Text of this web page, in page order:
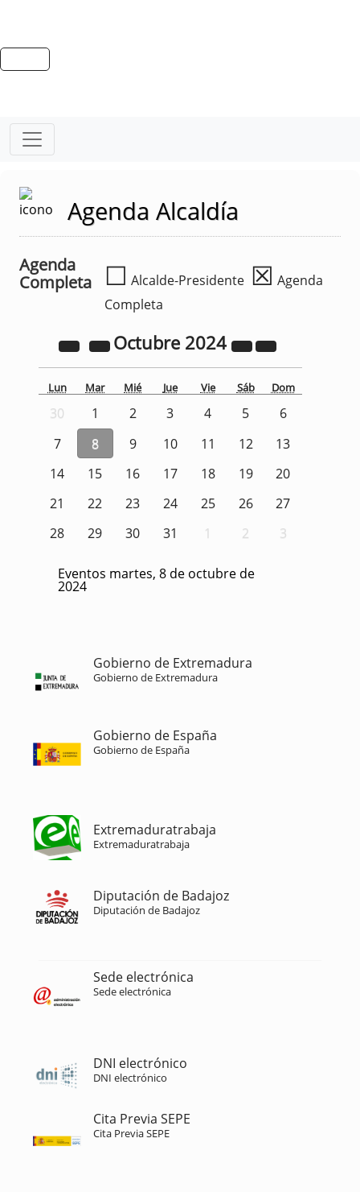
Agenda Alcaldía
Agenda
Completa
☐ Alcalde-Presidente ☒ Agenda
Completa
Octubre 2024
Lun Mar Mié Jue Vie Sáb Dom
30 1 2 3 4 5
6
7
8 9 10 11 12
13
14
15 16 17 18 19
20
21
22 23 24 25 26
27
28
29 30 31 1 2 3
Eventos martes, 8 de octubre de
2024
Gobierno de Extremadura
Gobierno de Extremadura
Gobierno de España
Gobierno de España
Extremaduratrabaja
Extremaduratrabaja
Diputación de Badajoz
Diputación de Badajoz
Sede electrónica
Sede electrónica
DNI electrónico
DNI electrónico
Cita Previa SEPE
Cita Previa SEPE